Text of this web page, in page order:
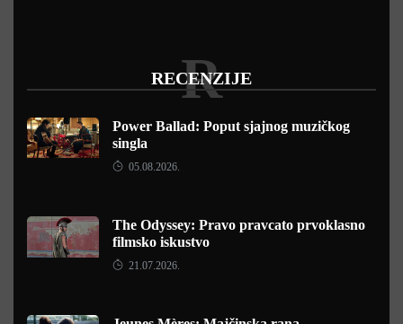
RECENZIJE
R
Power Ballad: Poput sjajnog muzičkog
singla
05.08.2026.
The Odyssey: Pravo pravcato prvoklasno
filmsko iskustvo
21.07.2026.